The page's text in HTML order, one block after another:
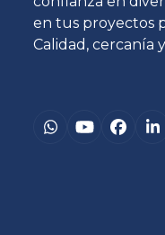
en tus proyectos
Calidad, cercanía
Whatsapp
YouTube